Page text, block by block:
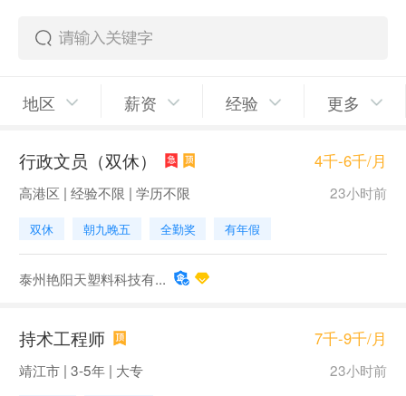
地区 薪资 经验 更多
行政文员（双休） 4千-6千/月
高港区 | 经验不限 | 学历不限 23小时前
双休 朝九晚五 全勤奖 有年假
泰州艳阳天塑料科技有...
持术工程师 7千-9千/月
靖江市 | 3-5年 | 大专 23小时前